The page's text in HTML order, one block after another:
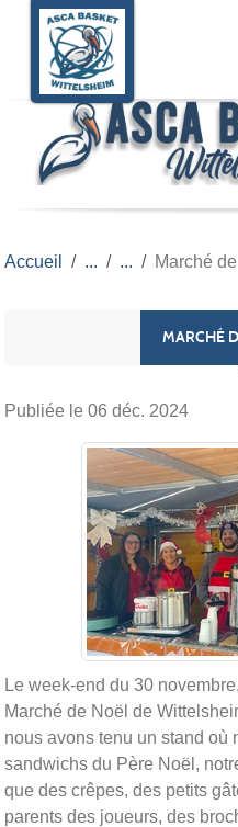
Accueil Marché
MARCHÉ
Publiée le 06 déc. 2024
Le week-end du 30
Marché de Noël de
nous avons tenu un stand où
sandwichs du Père Noël,
que des crêpes, des petits
parents des joueurs, des
Panneau de gestion des